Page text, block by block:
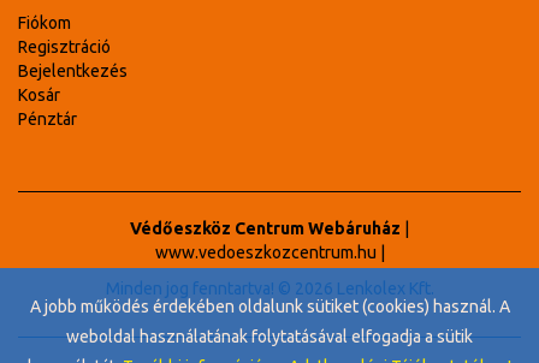
Fiókom
Regisztráció
Bejelentkezés
Kosár
Pénztár
Védőeszköz Centrum Webáruház
www.vedoeszkozcentrum.hu
Minden jog fenntartva! © 2026 Lenkolex Kft.
A jobb működés érdekében oldalunk sütiket (cookies) használ. A
weboldal használatának folytatásával elfogadja a sütik